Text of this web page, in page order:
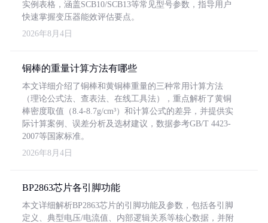
实例表格，涵盖SCB10/SCB13等常见型号参数，指导用户
快速掌握变压器能效评估要点。
2026年8月4日
铜棒的重量计算方法有哪些
本文详细介绍了铜棒和黄铜棒重量的三种常用计算方法
（理论公式法、查表法、在线工具法），重点解析了黄铜
棒密度取值（8.4-8.7g/cm³）和计算公式的差异，并提供实
际计算案例、误差分析及选材建议，数据参考GB/T 4423-
2007等国家标准。
2026年8月4日
BP2863芯片各引脚功能
本文详细解析BP2863芯片的引脚功能及参数，包括各引脚
定义、典型电压/电流值、内部逻辑关系等核心数据，并附